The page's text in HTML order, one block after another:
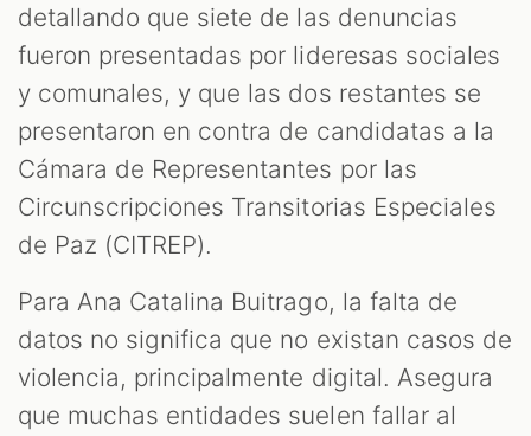
detallando que siete de las denuncias
fueron presentadas por lideresas sociales
y comunales, y que las dos restantes se
presentaron en contra de candidatas a la
Cámara de Representantes por las
Circunscripciones Transitorias Especiales
de Paz (CITREP).
Para Ana Catalina Buitrago, la falta de
datos no significa que no existan casos de
violencia, principalmente digital. Asegura
que muchas entidades suelen fallar al